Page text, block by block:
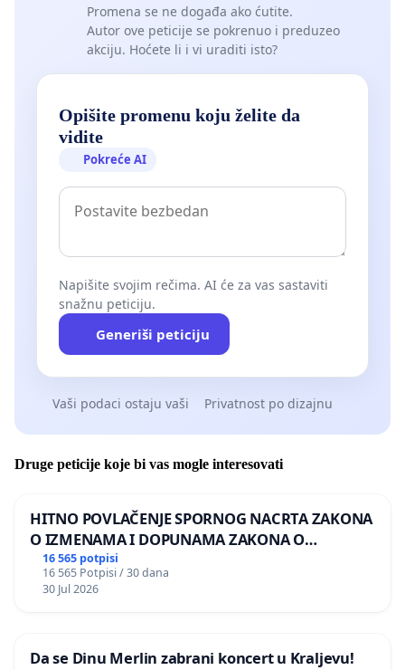
Promena se ne događa ako ćutite.
Autor ove peticije se pokrenuo i preduzeo
akciju. Hoćete li i vi uraditi isto?
Opišite promenu koju želite da
vidite
Pokreće AI
Napišite svojim rečima. AI će za vas sastaviti
snažnu peticiju.
Generiši peticiju
Vaši podaci ostaju vaši Privatnost po dizajnu
Druge peticije koje bi vas mogle interesovati
HITNO POVLAČENJE SPORNOG NACRTA ZAKONA
O IZMENAMA I DOPUNAMA ZAKONA O
DOBROBITI ŽIVOTINJA
16 565 potpisi
16 565 Potpisi / 30 dana
30 Jul 2026
Da se Dinu Merlin zabrani koncert u Kraljevu!